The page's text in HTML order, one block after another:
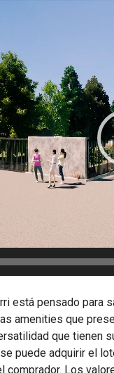
está pensado
amenities que
que tienen
puede adquirir el
comprador. Los